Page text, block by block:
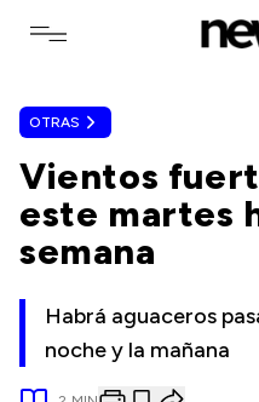
Toggle navigation menu
OTRAS
Vientos
este martes
semana
Habrá aguaceros
noche y la mañana